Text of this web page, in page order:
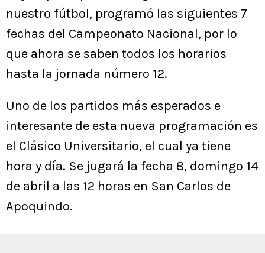
nuestro fútbol, programó las siguientes 7
fechas del Campeonato Nacional, por lo
que ahora se saben todos los horarios
hasta la jornada número 12.
Uno de los partidos más esperados e
interesante de esta nueva programación es
el Clásico Universitario, el cual ya tiene
hora y día. Se jugará la fecha 8, domingo 14
de abril a las 12 horas en San Carlos de
Apoquindo.